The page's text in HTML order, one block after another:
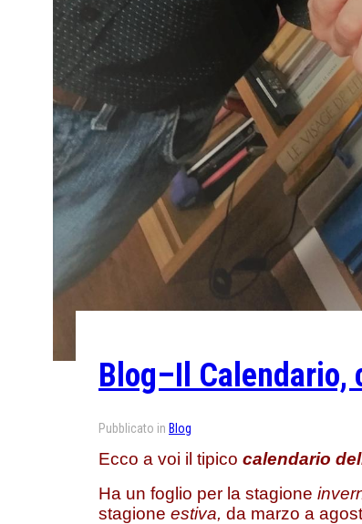
Blog–Il Calendario,
Pubblicato in Blog
Ecco a voi il tipico calendario
Ha un foglio per la stagione
stagione estiva, da marzo a